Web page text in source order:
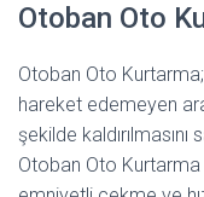
Otoban Oto
Otoban Oto
hareket edemeyen
şekilde
Otoban Oto Kurtarma